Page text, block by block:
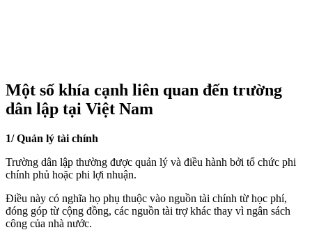
Một số khía cạnh liên quan đến trường
dân lập tại Việt Nam
1/ Quản lý tài chính
Trường dân lập thường được quản lý và điều hành bởi tổ chức phi
chính phủ hoặc phi lợi nhuận.
Điều này có nghĩa họ phụ thuộc vào nguồn tài chính từ học phí,
đóng góp từ cộng đồng, các nguồn tài trợ khác thay vì ngân sách
công của nhà nước.